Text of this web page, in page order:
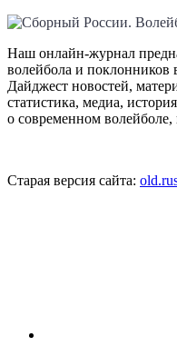
Наш онлайн-журнал
волейбола и поклонников
Дайджест новостей,
статистика, медиа,
о современном
Старая версия сайта: